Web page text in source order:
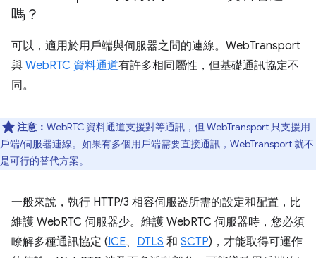
嗎？
可以，適用於用戶端與伺服器之間的連線。WebTransport
與 WebRTC 資料通道有許多相同屬性，但基礎通訊協定不
同。
注意： WebRTC 資料通道支援對等通訊，但 WebTransport 只支援用
戶端/伺服器連線。如果有多個用戶端需要直接通訊，WebTransport 就不
是可行的替代方案。
一般來說，執行 HTTP/3 相容伺服器所需的設定和配置，比
維護 WebRTC 伺服器少。維護 WebRTC 伺服器時，您必須
瞭解多種通訊協定 (ICE、 DTLS 和 SCTP)，才能取得可運作